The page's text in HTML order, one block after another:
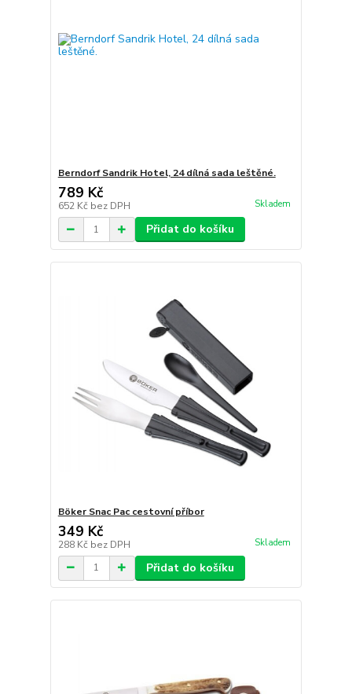
Berndorf Sandrik Hotel, 24 dílná sada leštěné.
789 Kč
652 Kč bez DPH Skladem
Přidat do košíku
Böker Snac Pac cestovní příbor
349 Kč
288 Kč bez DPH Skladem
Přidat do košíku